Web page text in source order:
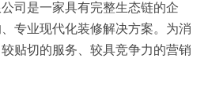
司是一家具有完整生态链的企
专业现代化装修解决方案。为消
贴切的服务、较具竞争力的营销